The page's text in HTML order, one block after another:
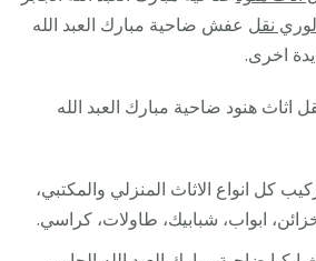
نقل عفش ضاحية مبارك العبد الله
اخرى.
اثاث هنود ضاحية مبارك العبد الله
كل انواع الاثاث المنزلي والمكتبي،
ابواب، شبابيك، طاولات، كراسي.